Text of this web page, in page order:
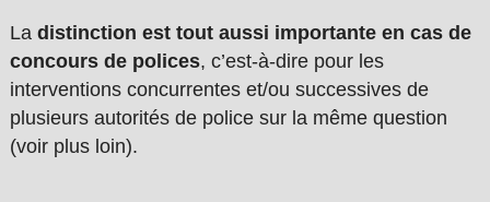
La distinction est tout aussi importante en cas de
concours de polices, c’est-à-dire pour les
interventions concurrentes et/ou successives de
plusieurs autorités de police sur la même question
(voir plus loin).